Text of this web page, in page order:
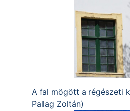
A fal mögött a régészeti
Pallag Zoltán)